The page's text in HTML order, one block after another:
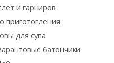
и гарниров
приготовления
для супа
батончики